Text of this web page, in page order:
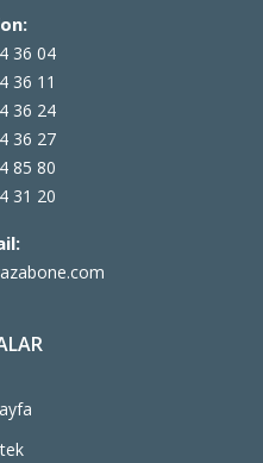
36 04
36 11
36 24
36 27
85 80
31 20